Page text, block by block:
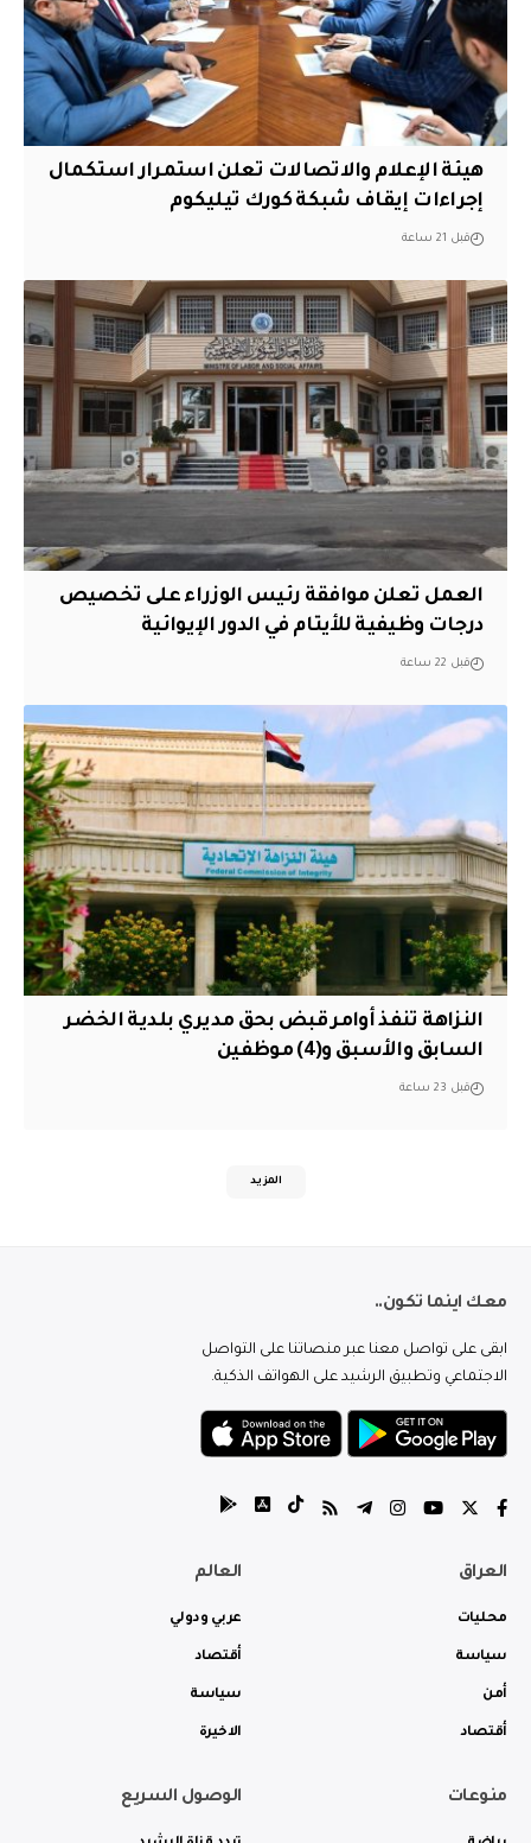
هيئة الإعلام والاتصالات تعلن استمرار استكمال
إجراءات إيقاف شبكة كورك تيليكوم
قبل 21 ساعة
العمل تعلن موافقة رئيس الوزراء على تخصيص
درجات وظيفية للأيتام في الدور الإيوائية
قبل 22 ساعة
النزاهة تنفذ أوامر قبض بحق مديري بلدية الخضر
السابق والأسبق و(4) موظفين
قبل 23 ساعة
المزيد
معك اينما تكون..
ابقى على تواصل معنا عبر منصاتنا على التواصل
الاجتماعي وتطبيق الرشيد على الهواتف الذكية.
العراق
محليات
سياسة
أمن
أقتصاد
العالم
عربي ودولي
أقتصاد
سياسة
الاخيرة
منوعات الوصول السريع